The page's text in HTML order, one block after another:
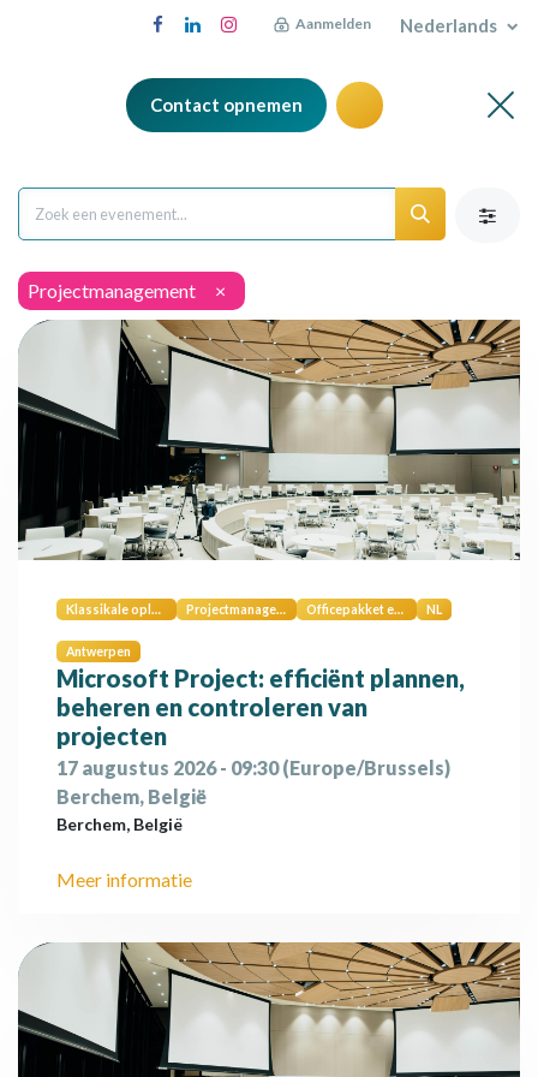
Aanmelden Nederlands
Contact opnemen
Projectmanagement ×
Klassikale opleiding Projectmanagement Officepakket en digitale vaardigheden NL
Antwerpen
Microsoft Project: efficiënt plannen,
beheren en controleren van
projecten
17 augustus 2026- 09:30(Europe/Brussels)
Berchem, België
Berchem, België
Meer informatie